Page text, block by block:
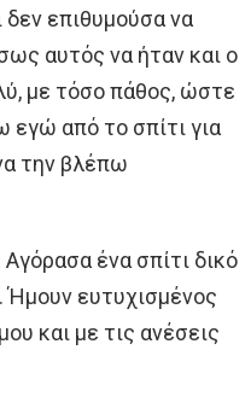
δεν επιθυμούσα να
αυτός να ήταν και ο
με τόσο πάθος, ώστε
από το σπίτι για
την βλέπω
ένα σπίτι δικό
Ήμουν ευτυχισμένος
και με τις ανέσεις